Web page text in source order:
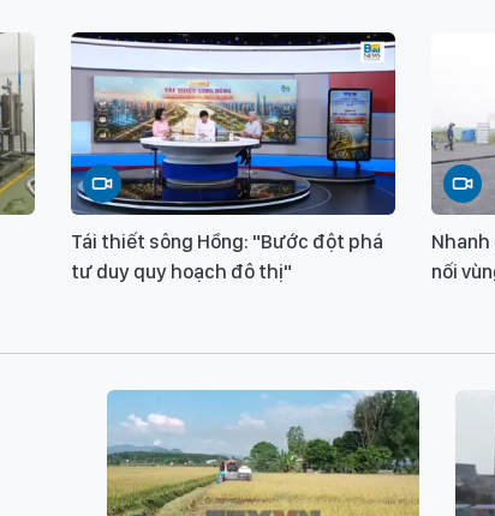
Tái thiết sông Hồng: "Bước đột phá
tư duy quy hoạch đô thị"
nối